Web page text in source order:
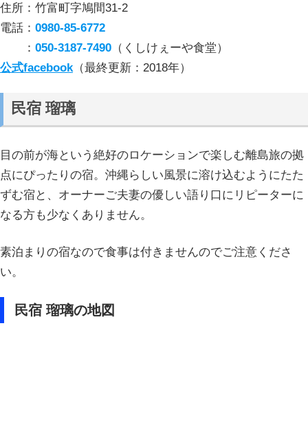
住所：竹富町字鳩間31-2
電話： 0980-85-6772
： 050-3187-7490 （くしけぇーや食堂）
公式facebook （最終更新：2018年）
民宿 瑠璃
目の前が海という絶好のロケーションで楽しむ離島旅の拠
点にぴったりの宿。沖縄らしい風景に溶け込むようにたた
ずむ宿と、オーナーご夫妻の優しい語り口にリピーターに
なる方も少なくありません。
素泊まりの宿なので食事は付きませんのでご注意くださ
い。
民宿 瑠璃の地図